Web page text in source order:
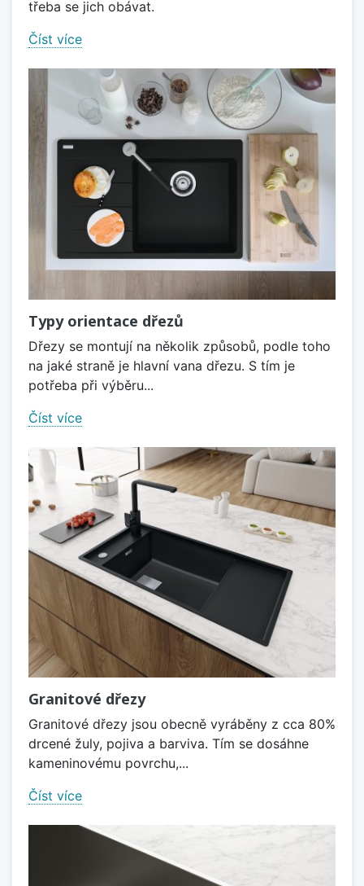
třeba se jich obávat.
Číst více
Typy orientace dřezů
Dřezy se montují na několik způsobů, podle toho
na jaké straně je hlavní vana dřezu. S tím je
potřeba při výběru...
Číst více
Granitové dřezy
Granitové dřezy jsou obecně vyráběny z cca 80%
drcené žuly, pojiva a barviva. Tím se dosáhne
kameninovému povrchu,...
Číst více